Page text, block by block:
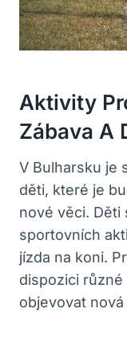
Aktivity
Zábava A
V Bulharsku je
děti, které je
nové věci. Děti
sportovních
jízda na koni.
dispozici
objevovat